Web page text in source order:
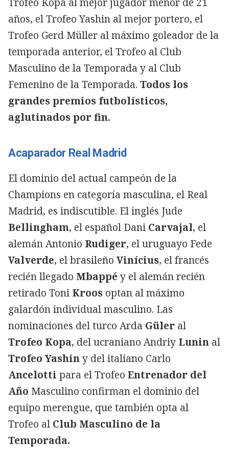
años, el Trofeo Yashin al mejor portero, el
Trofeo Gerd Müller al máximo goleador de la
temporada anterior, el Trofeo al Club
Masculino de la Temporada y al Club
Femenino de la Temporada. Todos los
grandes premios futbolísticos,
aglutinados por fin.
Acaparador Real Madrid
El dominio del actual campeón de la
Champions en categoría masculina, el Real
Madrid, es indiscutible. El inglés Jude
Bellingham, el español Dani Carvajal, el
alemán Antonio Rudiger, el uruguayo Fede
Valverde, el brasileño Vinícius, el francés
recién llegado Mbappé y el alemán recién
retirado Toni Kroos optan al máximo
galardón individual masculino. Las
nominaciones del turco Arda Güler al
Trofeo Kopa, del ucraniano Andriy Lunin al
Trofeo Yashiny del italiano Carlo
Ancelotti para el Trofeo Entrenador del
Año Masculino confirman el dominio del
equipo merengue, que también opta al
Trofeo al Club Masculino de la
Temporada.